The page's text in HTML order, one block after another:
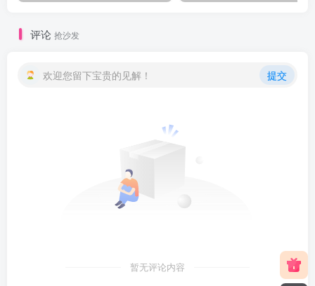
评论 抢沙发
欢迎您留下宝贵的见解！ 提交
暂无评论内容